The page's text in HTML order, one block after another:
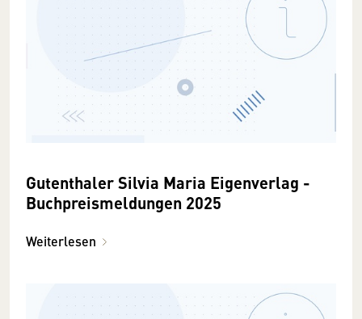
Gutenthaler Silvia Maria Eigenverlag -
Buchpreismeldungen 2025
Weiterlesen